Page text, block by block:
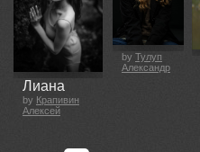
Лиана
by Крапивин
Алексей
by Тулуп
Александр